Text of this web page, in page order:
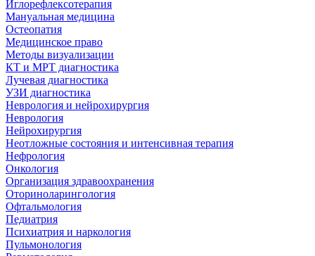
Иглорефлексотерапия
Мануальная медицина
Остеопатия
Медицинское право
Методы визуализации
КТ и МРТ диагностика
Лучевая диагностика
УЗИ диагностика
Неврология и нейрохирургия
Неврология
Нейрохирургия
Неотложные состояния и интенсивная терапия
Нефрология
Онкология
Организация здравоохранения
Оториноларингология
Офтальмология
Педиатрия
Психиатрия и наркология
Пульмонология